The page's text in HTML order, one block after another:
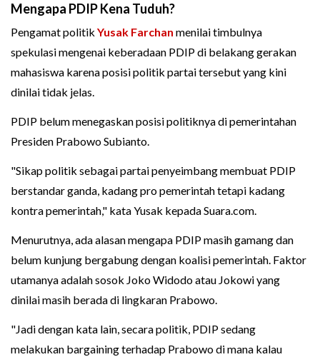
Mengapa PDIP Kena Tuduh?
Pengamat politik Yusak Farchan menilai timbulnya
spekulasi mengenai keberadaan PDIP di belakang gerakan
mahasiswa karena posisi politik partai tersebut yang kini
dinilai tidak jelas.
PDIP belum menegaskan posisi politiknya di pemerintahan
Presiden Prabowo Subianto.
"Sikap politik sebagai partai penyeimbang membuat PDIP
berstandar ganda, kadang pro pemerintah tetapi kadang
kontra pemerintah," kata Yusak kepada Suara.com.
Menurutnya, ada alasan mengapa PDIP masih gamang dan
belum kunjung bergabung dengan koalisi pemerintah. Faktor
utamanya adalah sosok Joko Widodo atau Jokowi yang
dinilai masih berada di lingkaran Prabowo.
"Jadi dengan kata lain, secara politik, PDIP sedang
melakukan bargaining terhadap Prabowo di mana kalau